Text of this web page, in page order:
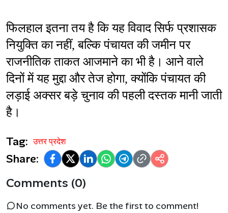
फिलहाल इतना तय है कि यह विवाद सिर्फ प्रशासक
नियुक्ति का नहीं, बल्कि पंचायत की जमीन पर
राजनीतिक ताकत आजमाने का भी है। आने वाले
दिनों में यह मुद्दा और तेज होगा, क्योंकि पंचायत की
लड़ाई अक्सर बड़े चुनाव की पहली दस्तक मानी जाती
है।
Tag: उत्तर प्रदेश
Share:
Comments (0)
No comments yet. Be the first to comment!